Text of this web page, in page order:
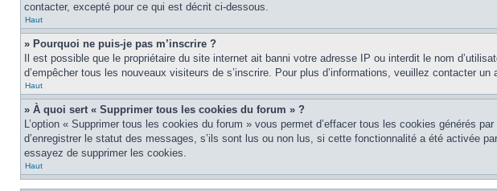
contacter, excepté pour ce qui est décrit ci-dessous.
Haut
» Pourquoi ne puis-je pas m’inscrire ?
Il est possible que le propriétaire du site internet ait banni votre adresse IP ou interdit le nom
d’empêcher tous les nouveaux visiteurs de s’inscrire. Pour plus d’informations, veuillez contacter un
Haut
» À quoi sert « Supprimer tous les cookies du forum » ?
L’option « Supprimer tous les cookies du forum » vous permet d’effacer tous les cookies générés
d’enregistrer le statut des messages, s’ils sont lus ou non lus, si cette fonctionnalité a été activée
essayez de supprimer les cookies.
Haut